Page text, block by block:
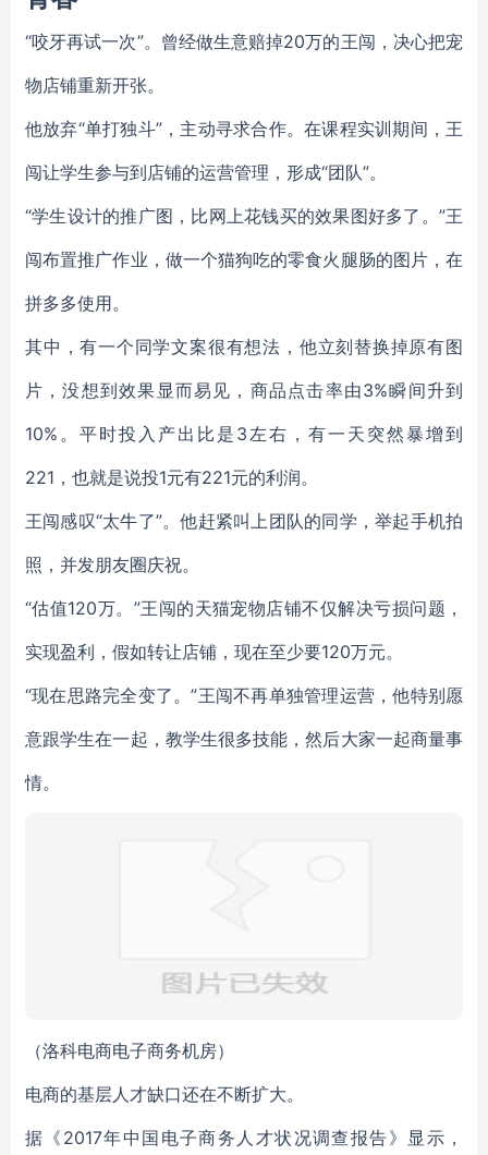
“咬牙再试一次”。曾经做生意赔掉20万的王闯，决心把宠
物店铺重新开张。
他放弃“单打独斗”，主动寻求合作。在课程实训期间，王
闯让学生参与到店铺的运营管理，形成“团队”。
“学生设计的推广图，比网上花钱买的效果图好多了。”王
闯布置推广作业，做一个猫狗吃的零食火腿肠的图片，在
拼多多使用。
其中，有一个同学文案很有想法，他立刻替换掉原有图
片，没想到效果显而易见，商品点击率由3%瞬间升到
10%。平时投入产出比是3左右，有一天突然暴增到
221，也就是说投1元有221元的利润。
王闯感叹“太牛了”。他赶紧叫上团队的同学，举起手机拍
照，并发朋友圈庆祝。
“估值120万。”王闯的天猫宠物店铺不仅解决亏损问题，
实现盈利，假如转让店铺，现在至少要120万元。
“现在思路完全变了。”王闯不再单独管理运营，他特别愿
意跟学生在一起，教学生很多技能，然后大家一起商量事
情。
（洛科电商电子商务机房）
电商的基层人才缺口还在不断扩大。
据《2017年中国电子商务人才状况调查报告》显示，